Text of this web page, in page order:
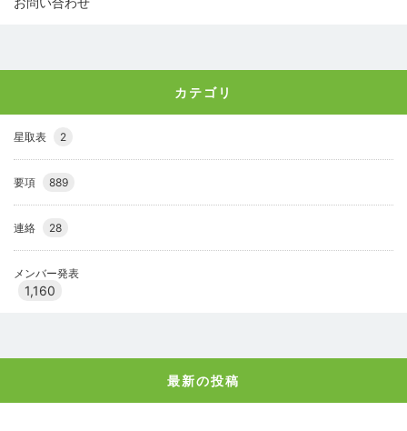
カテゴリ
星取表 2
要項 889
連絡 28
メンバー発表
1,160
最新の投稿